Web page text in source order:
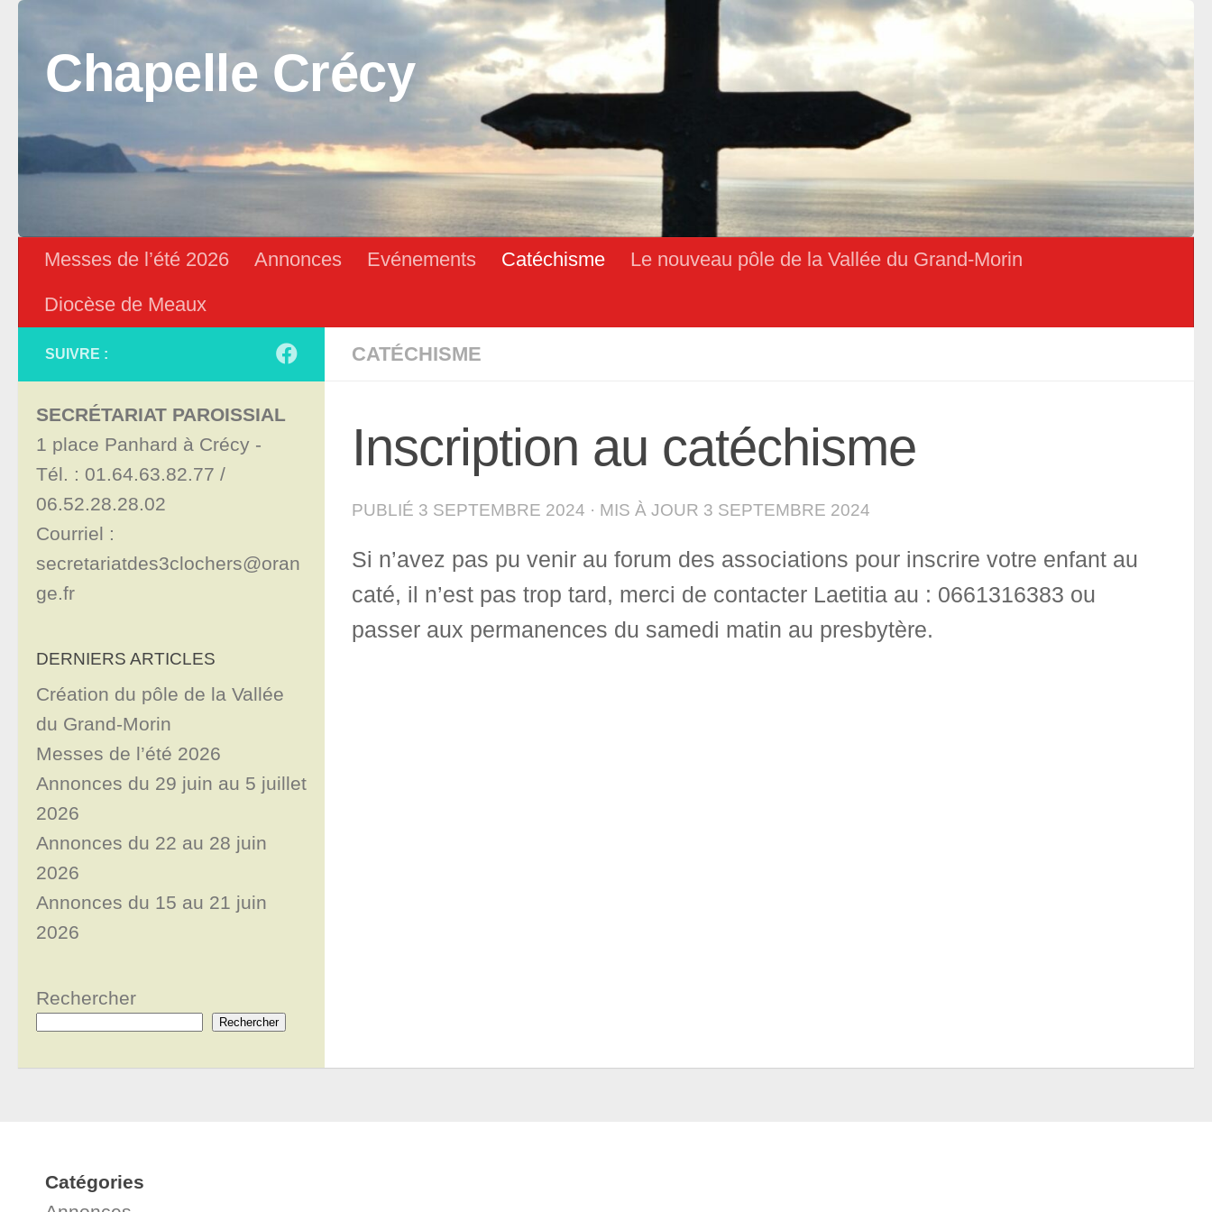
Skip to content
Chapelle Crécy
Messes de l’été 2026 Annonces Evénements Catéchisme
Le nouveau pôle de la Vallée du Grand-Morin
Diocèse de Meaux
CATÉCHISME
Inscription au catéchisme
PUBLIÉ 3 SEPTEMBRE 2024 · MIS À JOUR 3 SEPTEMBRE 2024
Si n’avez pas pu venir au forum des associations pour inscrire votre enfant au
caté, il n’est pas trop tard, merci de contacter Laetitia au : 0661316383 ou
passer aux permanences du samedi matin au presbytère.
SUIVRE :
SECRÉTARIAT PAROISSIAL
1 place Panhard à Crécy -
Tél. : 01.64.63.82.77 /
06.52.28.28.02
Courriel :
secretariatdes3clochers@oran
ge.fr
DERNIERS ARTICLES
Création du pôle de la Vallée
du Grand-Morin
Messes de l’été 2026
Annonces du 29 juin au 5 juillet
2026
Annonces du 22 au 28 juin
2026
Annonces du 15 au 21 juin
2026
Rechercher
Rechercher
Catégories